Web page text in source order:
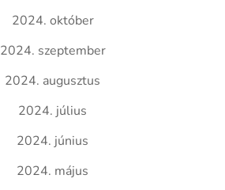
2024. október
2024. szeptember
2024. augusztus
2024. július
2024. június
2024. május